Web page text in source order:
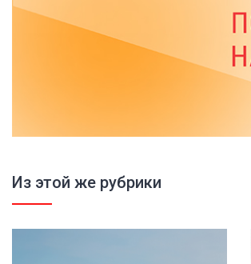
Из этой же рубрики